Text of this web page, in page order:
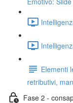
Elementi
retributivi,
Fase 2 -